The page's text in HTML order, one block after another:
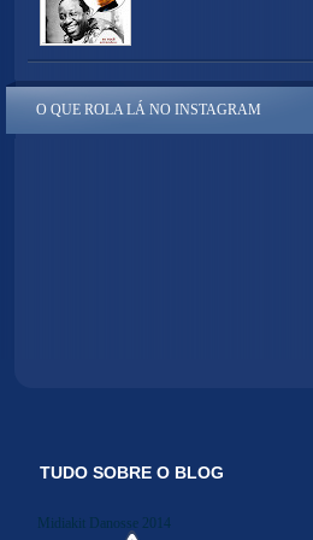
O QUE ROLA LÁ NO INSTAGRAM
TUDO SOBRE O BLOG
Midiakit Danosse 2014